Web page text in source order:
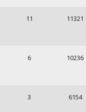
11 11321
6 10236
3 6154